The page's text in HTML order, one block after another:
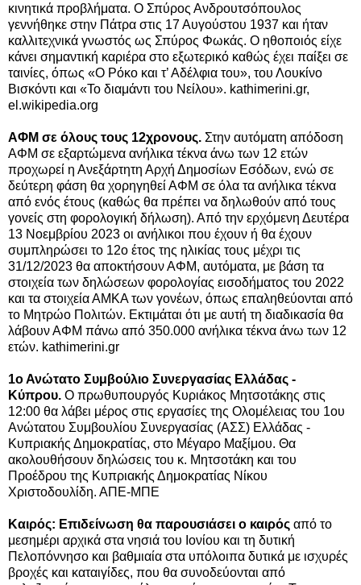
κινητικά προβλήματα. O Σπύρος Ανδρουτσόπουλος
γεννήθηκε στην Πάτρα στις 17 Αυγούστου 1937 και ήταν
καλλιτεχνικά γνωστός ως Σπύρος Φωκάς. Ο ηθοποιός είχε
κάνει σημαντική καριέρα στο εξωτερικό καθώς έχει παίξει σε
ταινίες, όπως «Ο Ρόκο και τ’ Αδέλφια του», του Λουκίνο
Βισκόντι και «Το διαμάντι του Νείλου». kathimerini.gr,
el.wikipedia.org
ΑΦΜ σε όλους τους 12χρονους. Στην αυτόματη απόδοση
ΑΦΜ σε εξαρτώμενα ανήλικα τέκνα άνω των 12 ετών
προχωρεί η Ανεξάρτητη Αρχή Δημοσίων Εσόδων, ενώ σε
δεύτερη φάση θα χορηγηθεί ΑΦΜ σε όλα τα ανήλικα τέκνα
από ενός έτους (καθώς θα πρέπει να δηλωθούν από τους
γονείς στη φορολογική δήλωση). Από την ερχόμενη Δευτέρα
13 Νοεμβρίου 2023 οι ανήλικοι που έχουν ή θα έχουν
συμπληρώσει το 12ο έτος της ηλικίας τους μέχρι τις
31/12/2023 θα αποκτήσουν ΑΦΜ, αυτόματα, με βάση τα
στοιχεία των δηλώσεων φορολογίας εισοδήματος του 2022
και τα στοιχεία ΑΜΚΑ των γονέων, όπως επαληθεύονται από
το Μητρώο Πολιτών. Εκτιμάται ότι με αυτή τη διαδικασία θα
λάβουν ΑΦΜ πάνω από 350.000 ανήλικα τέκνα άνω των 12
ετών. kathimerini.gr
1ο Ανώτατο Συμβούλιο Συνεργασίας Ελλάδας -
Κύπρου. Ο πρωθυπουργός Κυριάκος Μητσοτάκης στις
12:00 θα λάβει μέρος στις εργασίες της Ολομέλειας του 1ου
Ανώτατου Συμβουλίου Συνεργασίας (ΑΣΣ) Ελλάδας -
Κυπριακής Δημοκρατίας, στο Μέγαρο Μαξίμου. Θα
ακολουθήσουν δηλώσεις του κ. Μητσοτάκη και του
Προέδρου της Κυπριακής Δημοκρατίας Νίκου
Χριστοδουλίδη. ΑΠΕ-ΜΠΕ
Καιρός: Επιδείνωση θα παρουσιάσει ο καιρός από το
μεσημέρι αρχικά στα νησιά του Ιονίου και τη δυτική
Πελοπόννησο και βαθμιαία στα υπόλοιπα δυτικά με ισχυρές
βροχές και καταιγίδες, που θα συνοδεύονται από